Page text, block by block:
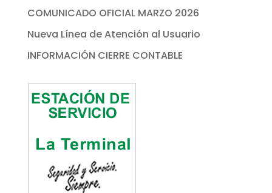
COMUNICADO OFICIAL MARZO 2026
Nueva Línea de Atención al Usuario
INFORMACIÓN CIERRE CONTABLE